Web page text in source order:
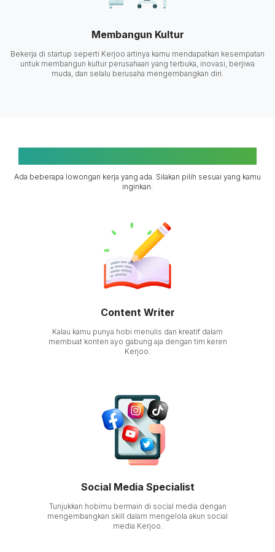
Membangun Kultur
Bekerja di startup seperti Kerjoo artinya kamu mendapatkan kesempatan
untuk membangun kultur perusahaan yang terbuka, inovasi, berjiwa
muda, dan selalu berusaha mengembangkan diri.
Ada beberapa lowongan kerja yang ada. Silakan pilih sesuai yang kamu
inginkan.
Content Writer
Kalau kamu punya hobi menulis dan kreatif dalam
membuat konten ayo gabung aja dengan tim keren
Kerjoo.
Social Media Specialist
Tunjukkan hobimu bermain di social media dengan
mengembangkan skill dalam mengelola akun social
media Kerjoo.